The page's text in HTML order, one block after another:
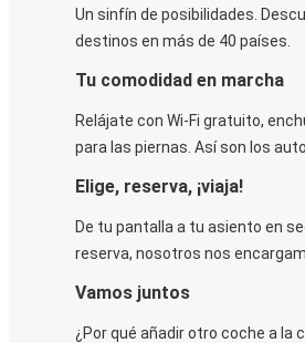
Un sinfín de posibilidades.
destinos en más de 40 países.
Tu comodidad en marcha
Relájate con Wi-Fi gratuito,
para las piernas. Así son los
Elige, reserva, ¡viaja!
De tu pantalla a tu asiento en
reserva, nosotros nos
Vamos juntos
¿Por qué añadir otro coche a la